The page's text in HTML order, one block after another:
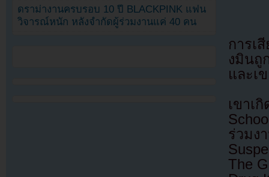
การเ
งมินถู
และเ
เขาเ
ร่วมง
The
ดราม่างานครบรอบ 10 ปี BLACKPINK แฟน
วิจารณ์หนัก หลังจำกัดผู้ร่วมงานแค่ 40 คน